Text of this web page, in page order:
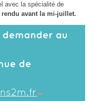
avec la spécialité de
avant la mi-juillet.
au
de